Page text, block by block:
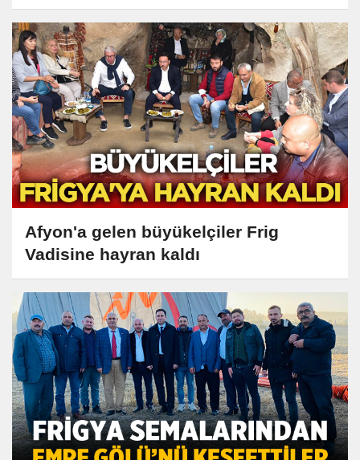
Afyon'a gelen büyükelçiler Frig
Vadisine hayran kaldı